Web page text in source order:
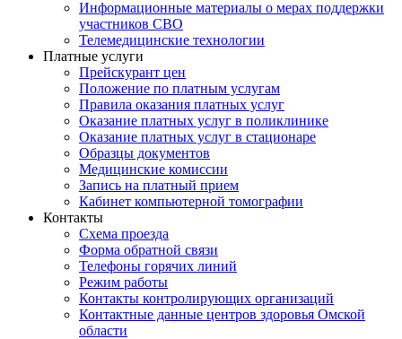
Информационные материалы о мерах поддержки
участников СВО
Телемедицинские технологии
Платные услуги
Прейскурант цен
Положение по платным услугам
Правила оказания платных услуг
Оказание платных услуг в поликлинике
Оказание платных услуг в стационаре
Образцы документов
Медицинские комиссии
Запись на платный прием
Кабинет компьютерной томографии
Контакты
Схема проезда
Форма обратной связи
Телефоны горячих линий
Режим работы
Контакты контролирующих организаций
Контактные данные центров здоровья Омской
области